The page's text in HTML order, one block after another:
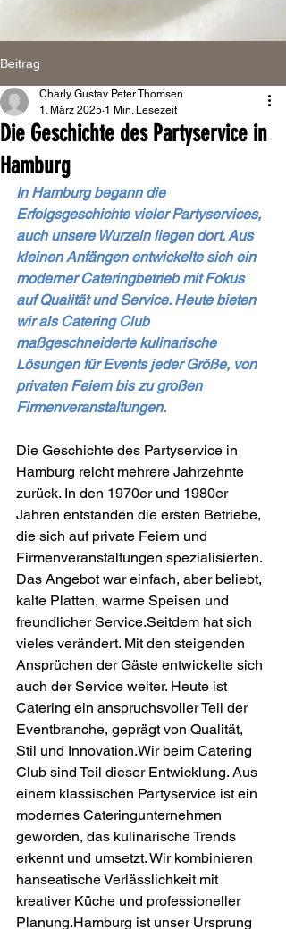
Beitrag
Die Geschichte des Partyservice in
Hamburg
Charly Gustav Peter Thomsen
1. März 2025 1 Min. Lesezeit
In Hamburg begann die
Erfolgsgeschichte vieler Partyservices,
auch unsere Wurzeln liegen dort. Aus
kleinen Anfängen entwickelte sich ein
moderner Cateringbetrieb mit Fokus
auf Qualität und Service. Heute bieten
wir als Catering Club
maßgeschneiderte kulinarische
Lösungen für Events jeder Größe, von
privaten Feiern bis zu großen
Firmenveranstaltungen.
Die Geschichte des Partyservice in
Hamburg reicht mehrere Jahrzehnte
zurück. In den 1970er und 1980er
Jahren entstanden die ersten Betriebe,
die sich auf private Feiern und
Firmenveranstaltungen spezialisierten.
Das Angebot war einfach, aber beliebt,
kalte Platten, warme Speisen und
freundlicher Service.Seitdem hat sich
vieles verändert. Mit den steigenden
Ansprüchen der Gäste entwickelte sich
auch der Service weiter. Heute ist
Catering ein anspruchsvoller Teil der
Eventbranche, geprägt von Qualität,
Stil und Innovation.Wir beim Catering
Club sind Teil dieser Entwicklung. Aus
einem klassischen Partyservice ist ein
modernes Cateringunternehmen
geworden, das kulinarische Trends
erkennt und umsetzt. Wir kombinieren
hanseatische Verlässlichkeit mit
kreativer Küche und professioneller
Planung.Hamburg ist unser Ursprung